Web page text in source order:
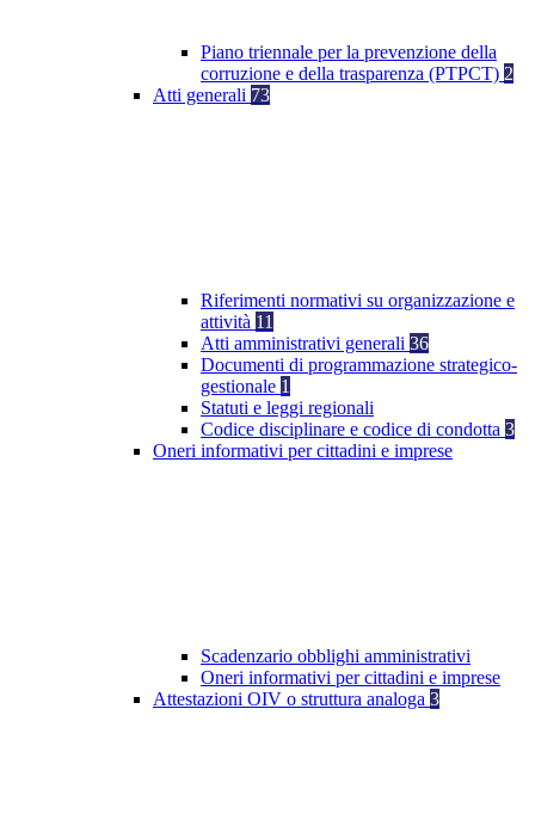
Piano triennale per la prevenzione della
corruzione e della trasparenza (PTPCT) 2
Atti generali 73
Riferimenti normativi su organizzazione e
attività 11
Atti amministrativi generali 36
Documenti di programmazione strategico-
gestionale 1
Statuti e leggi regionali
Codice disciplinare e codice di condotta 3
Oneri informativi per cittadini e imprese
Scadenzario obblighi amministrativi
Oneri informativi per cittadini e imprese
Attestazioni OIV o struttura analoga 3